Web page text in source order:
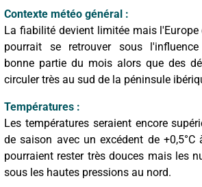
Contexte météo général :
La fiabilité devient limitée mais
pourrait se retrouver sous
bonne partie du mois alors que des
circuler très au sud de la péninsule
Températures :
Les températures seraient encore
de saison avec un excédent de +0,5°C
pourraient rester très douces mais les
sous les hautes pressions au nord.